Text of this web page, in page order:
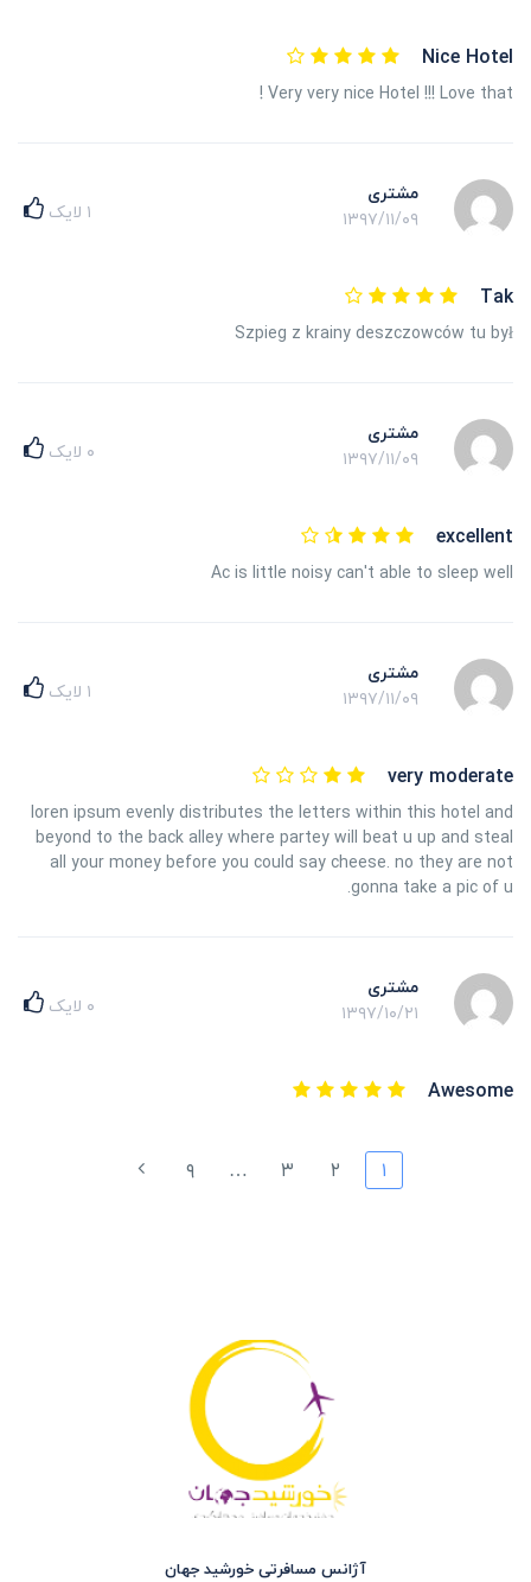
Nice Hotel
Very very nice Hotel !!! Love that !
مشتری
۱۳۹۷/۱۱/۰۹
۱ لایک
Tak
Szpieg z krainy deszczowców tu był
مشتری
۱۳۹۷/۱۱/۰۹
۰ لایک
excellent
Ac is little noisy can't able to sleep well
مشتری
۱۳۹۷/۱۱/۰۹
۱ لایک
very moderate
loren ipsum evenly distributes the letters within this hotel and
beyond to the back alley where partey will beat u up and steal
all your money before you could say cheese. no they are not
gonna take a pic of u.
مشتری
۱۳۹۷/۱۰/۲۱
۰ لایک
Awesome
۱ ۲ ۳ … ۹
آژانس مسافرتی خورشید جهان